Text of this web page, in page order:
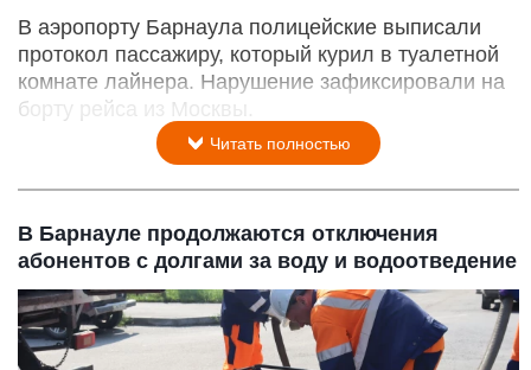
В аэропорту Барнаула полицейские выписали
протокол пассажиру, который курил в туалетной
комнате лайнера. Нарушение зафиксировали на
борту рейса из Москвы.
Читать полностью
В Барнауле продолжаются отключения
абонентов с долгами за воду и водоотведение